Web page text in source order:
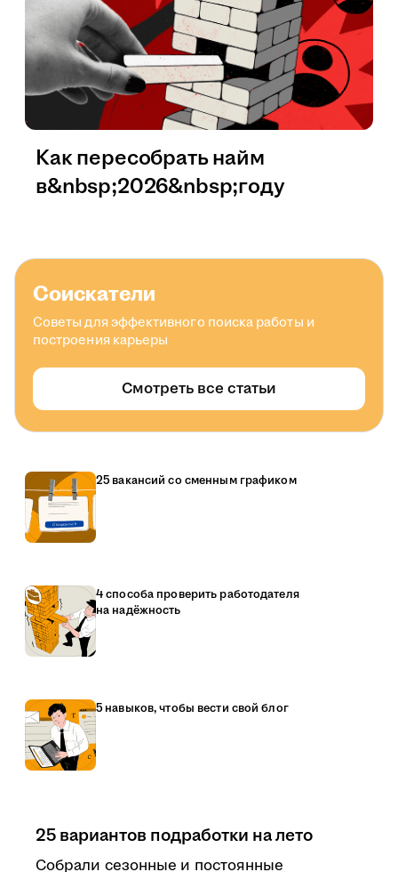
Как пересобрать найм
в&nbsp;2026&nbsp;году
Соискатели
Советы для эффективного поиска работы и
построения карьеры
Смотреть все статьи
25 вакансий со сменным графиком
4 способа проверить работодателя
на надёжность
5 навыков, чтобы вести свой блог
25 вариантов подработки на лето
Собрали сезонные и постоянные